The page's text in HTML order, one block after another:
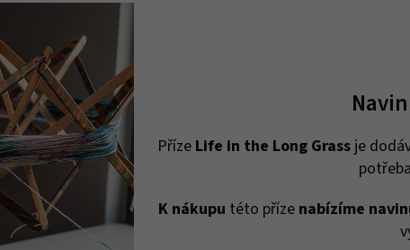
Příze Life in the Long Grass je
K nákupu této příze nabízíme